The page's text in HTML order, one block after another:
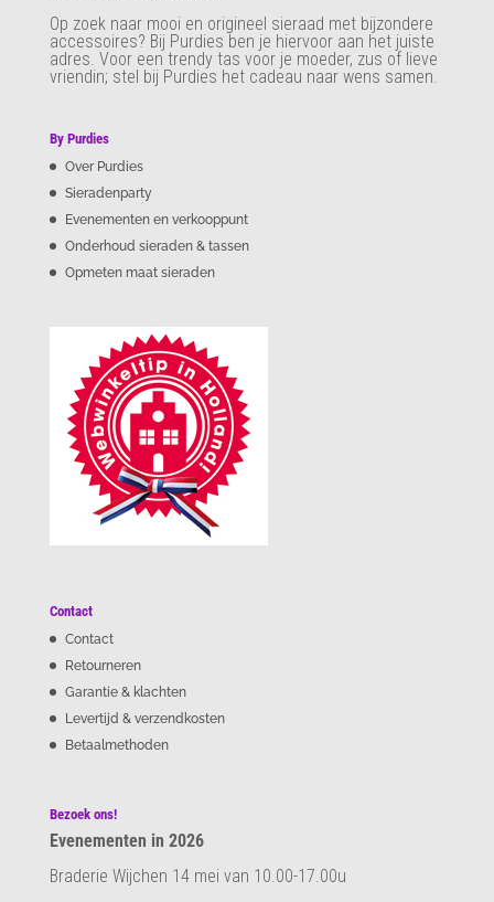
Op zoek naar mooi en origineel sieraad met bijzondere
accessoires? Bij Purdies ben je hiervoor aan het juiste
adres. Voor een trendy tas voor je moeder, zus of lieve
vriendin; stel bij Purdies het cadeau naar wens samen.
By Purdies
Over Purdies
Sieradenparty
Evenementen en verkooppunt
Onderhoud sieraden & tassen
Opmeten maat sieraden
Contact
Contact
Retourneren
Garantie & klachten
Levertijd & verzendkosten
Betaalmethoden
Bezoek ons!
Evenementen in 2026
Braderie Wijchen 14 mei van 10.00-17.00u